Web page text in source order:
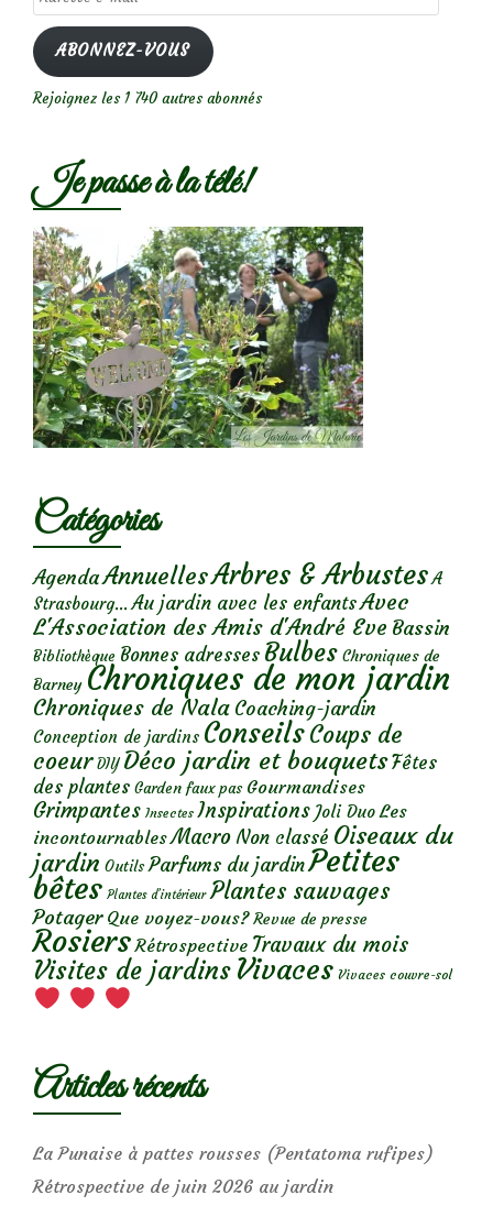
e-
mail
ABONNEZ-VOUS
Rejoignez les 1 740 autres abonnés
Je passe à la télé!
Catégories
AgendaAnnuellesArbres & Arbustes A
Strasbourg... Au jardin avec les enfantsAvec
L'Association des Amis d'André Eve Bassin
Bibliothèque Bonnes adresses Bulbes Chroniques de
Barney Chroniques de mon jardin
Chroniques de Nala Coaching-jardin
Conception de jardins ConseilsCoups de
coeur DIY Déco jardin et bouquetsFêtes
des plantes Garden faux pas Gourmandises
Grimpantes Insectes Inspirations Joli Duo Les
incontournables Macro Non classé Oiseaux du
jardin Outils Parfums du jardinPetites
bêtes Plantes d’intérieur Plantes sauvages
Potager Que voyez-vous? Revue de presse
Rosiers Rétrospective Travaux du mois
Visites de jardins Vivaces Vivaces couvre-sol
Articles récents
La Punaise à pattes rousses (Pentatoma rufipes)
Rétrospective de juin 2026 au jardin